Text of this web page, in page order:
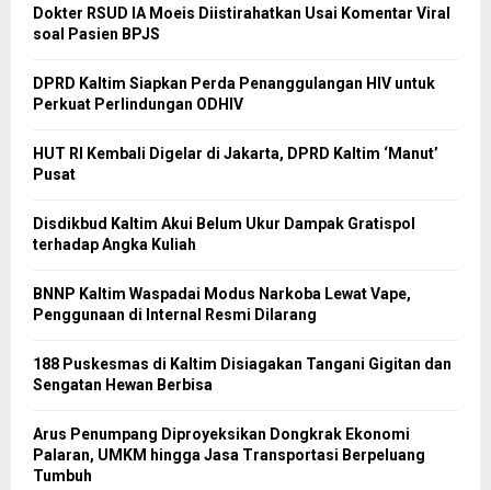
Dokter RSUD IA Moeis Diistirahatkan Usai Komentar Viral
soal Pasien BPJS
DPRD Kaltim Siapkan Perda Penanggulangan HIV untuk
Perkuat Perlindungan ODHIV
HUT RI Kembali Digelar di Jakarta, DPRD Kaltim ‘Manut’
Pusat
Disdikbud Kaltim Akui Belum Ukur Dampak Gratispol
terhadap Angka Kuliah
BNNP Kaltim Waspadai Modus Narkoba Lewat Vape,
Penggunaan di Internal Resmi Dilarang
188 Puskesmas di Kaltim Disiagakan Tangani Gigitan dan
Sengatan Hewan Berbisa
Arus Penumpang Diproyeksikan Dongkrak Ekonomi
Palaran, UMKM hingga Jasa Transportasi Berpeluang
Tumbuh